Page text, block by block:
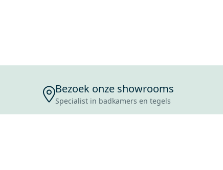
Bezoek onze showrooms
Specialist in badkamers en tegels